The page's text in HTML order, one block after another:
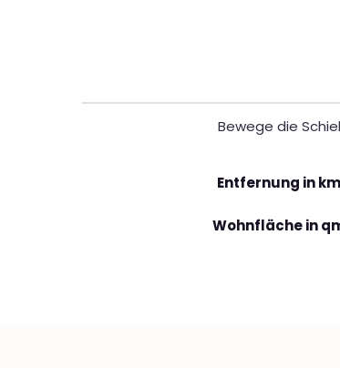
Bewege die
Entfernung in
Wohnfläche in